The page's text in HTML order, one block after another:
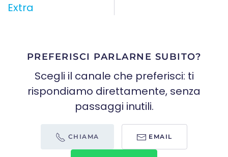
Extra
PREFERISCI PARLARNE SUBITO?
Scegli il canale che preferisci: ti
rispondiamo direttamente, senza
passaggi inutili.
CHIAMA EMAIL